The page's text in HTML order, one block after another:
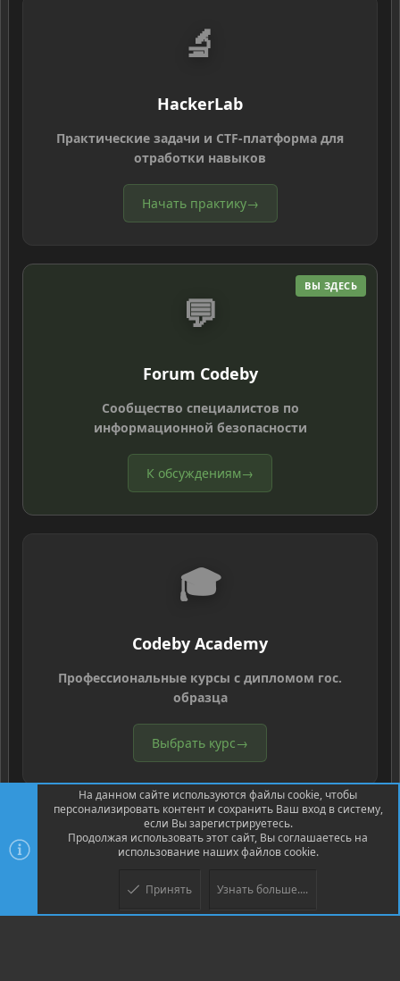
🔬
HackerLab
Практические задачи и CTF-платформа для
отработки навыков
Начать практику→
ВЫ ЗДЕСЬ
💬
Forum Codeby
Сообщество специалистов по
информационной безопасности
К обсуждениям→
🎓
Codeby Academy
Профессиональные курсы с дипломом гос.
образца
Выбрать курс→
Community platform by XenForo ® © 2010-2026 XenForo Ltd.
© Jason Axelrod of 8WAYRUN
На данном сайте используются файлы cookie, чтобы
персонализировать контент и сохранить Ваш вход в систему,
если Вы зарегистрируетесь.
Продолжая использовать этот сайт, Вы соглашаетесь на
использование наших файлов cookie.
Принять Узнать больше....